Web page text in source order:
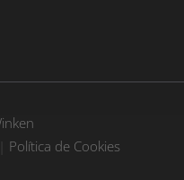
Política de Cookies